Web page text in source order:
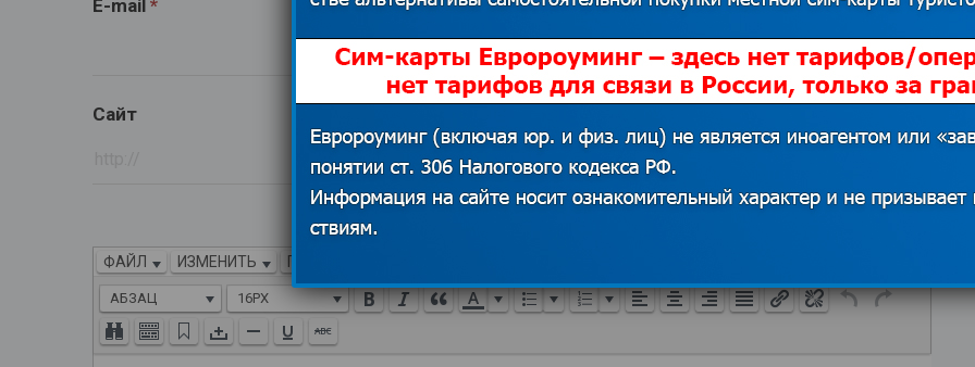
E-mail *
Сайт
ФАЙЛ ИЗМЕНИТЬ ПРОСМОТР
АБЗАЦ 16PX